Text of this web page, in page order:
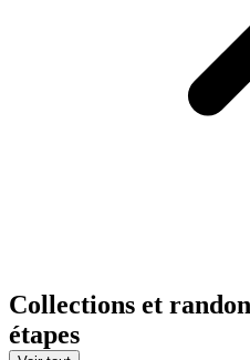
Collections et
étapes